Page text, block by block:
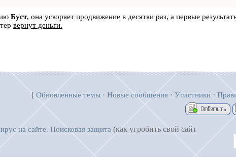
Буст, она ускоряет продвижение в десятки раз, а первые
вернут деньги.
[ Обновленные темы · Новые сообщения · Участники ·
на сайте. Поисковая защита (как угробить свой сайт